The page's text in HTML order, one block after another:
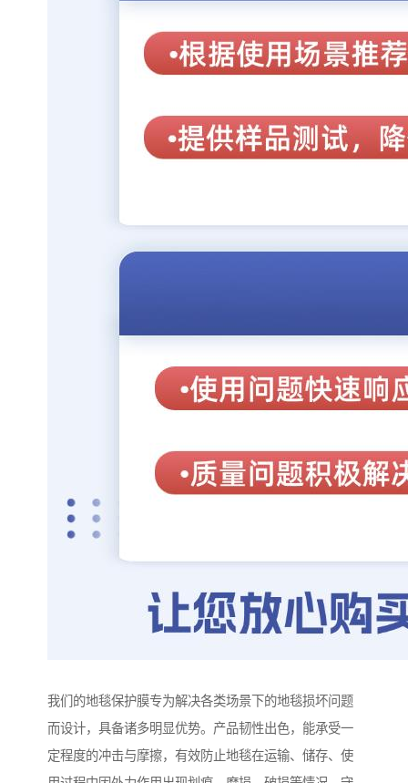
我们的地毯保护膜专为解决各类场景下的地毯损坏问题
而设计，具备诸多明显优势。产品韧性出色，能承受一
定程度的冲击与摩擦，有效防止地毯在运输、储存、使